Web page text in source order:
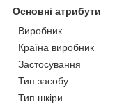
Основні атрибути
Виробник
Країна виробник
Застосування
Тип засобу
Тип шкіри